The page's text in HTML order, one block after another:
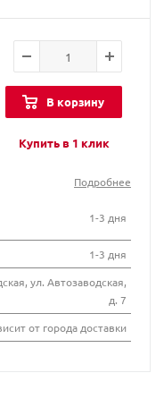
В корзину
Купить в 1 клик
Подробнее
1-3 дня
1-3 дня
ул. Автозаводская,
д. 7
от города доставки